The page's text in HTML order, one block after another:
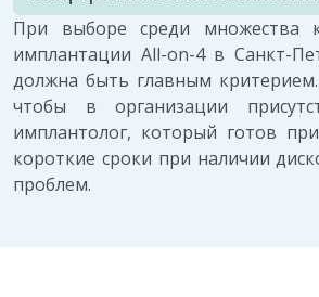
При выборе среди множества
имплантации All-on-4 в Санкт-
должна быть главным
чтобы в организации
имплантолог, который готов
короткие сроки при наличии
проблем.